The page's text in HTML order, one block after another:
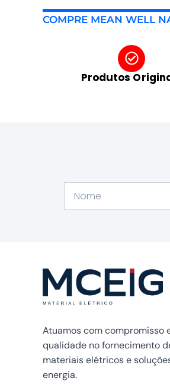
COMPRE MEAN WELL
Produtos
Atuamos com compromisso
qualidade no fornecimento
materiais elétricos e
energia.